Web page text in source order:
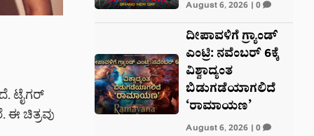
ಟೈಗರ್
ಈ ಚಿತ್ರವು
August 6, 2026| 0
ದೀಪಾವಳಿಗೆ ಗ್ರ್ಯಾಂಡ್
ಎಂಟ್ರಿ: ನವೆಂಬರ್ 6ಕ್ಕೆ
ವಿಶ್ವಾದ್ಯಂತ
ಬಿಡುಗಡೆಯಾಗಲಿದೆ
‘ರಾಮಾಯಣ’
August 6, 2026| 0